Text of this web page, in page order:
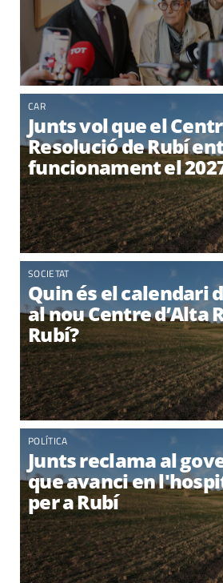
CAR
Junts vol que el
Resolució de Rubí
funcionament el
SOCIETAT
Quin és el calendari
al nou Centre d’Alta
Rubí?
POLÍTICA
Junts reclama al
que avanci en
per a Rubí